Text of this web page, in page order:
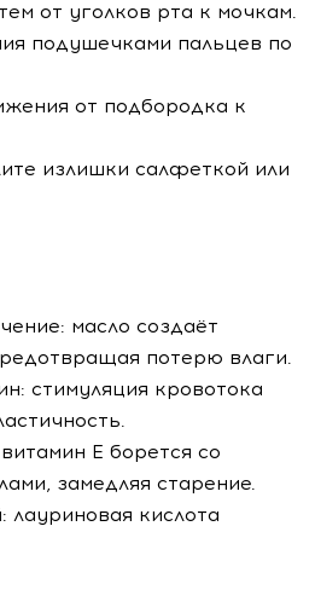
от уголков рта к мочкам.
подушечками пальцев по
от подбородка к
излишки салфеткой или
масло создаёт
потерю влаги.
стимуляция кровотока
E борется со
замедляя старение.
лауриновая кислота